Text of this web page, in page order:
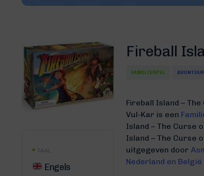
TAAL
Engels
Fireball
FAMILIESPEL AVONTUUR
Fireball Island –
Vul-Kar is een
Island – The Curse
Island – The Curse
uitgegeven door
Nederland en België